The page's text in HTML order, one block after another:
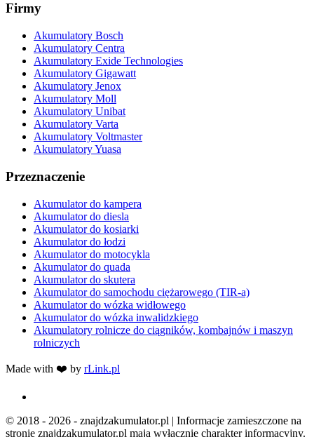
Firmy
Akumulatory Bosch
Akumulatory Centra
Akumulatory Exide Technologies
Akumulatory Gigawatt
Akumulatory Jenox
Akumulatory Moll
Akumulatory Unibat
Akumulatory Varta
Akumulatory Voltmaster
Akumulatory Yuasa
Przeznaczenie
Akumulator do kampera
Akumulator do diesla
Akumulator do kosiarki
Akumulator do łodzi
Akumulator do motocykla
Akumulator do quada
Akumulator do skutera
Akumulator do samochodu ciężarowego (TIR-a)
Akumulator do wózka widłowego
Akumulator do wózka inwalidzkiego
Akumulatory rolnicze do ciągników, kombajnów i maszyn
rolniczych
Made with ❤️ by rLink.pl
© 2018 - 2026 - znajdzakumulator.pl | Informacje zamieszczone na
stronie znajdzakumulator.pl mają wyłącznie charakter informacyjny.